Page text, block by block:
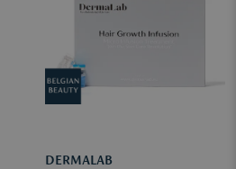
DERMALAB